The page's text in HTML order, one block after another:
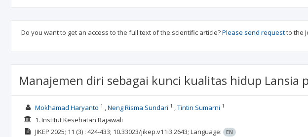
Do you want to get an access to the full text of the scientific article?Please send requestto the
Manajemen diri sebagai kunci kualitas hidup Lansia
Mokhamad Haryanto 1 Neng Risma Sundari 1 Tintin Sumarni 1
1. Institut Kesehatan Rajawali
JIKEP 2025; 11 (3) : 424-433; 10.33023/jikep.v11i3.2643; Language: EN